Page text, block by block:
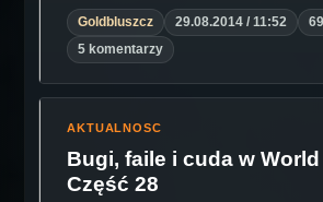
Goldbluszcz 29.08.2014 / 11:52
5 komentarzy
AKTUALNOSC
Bugi, faile i cuda w
Część 28